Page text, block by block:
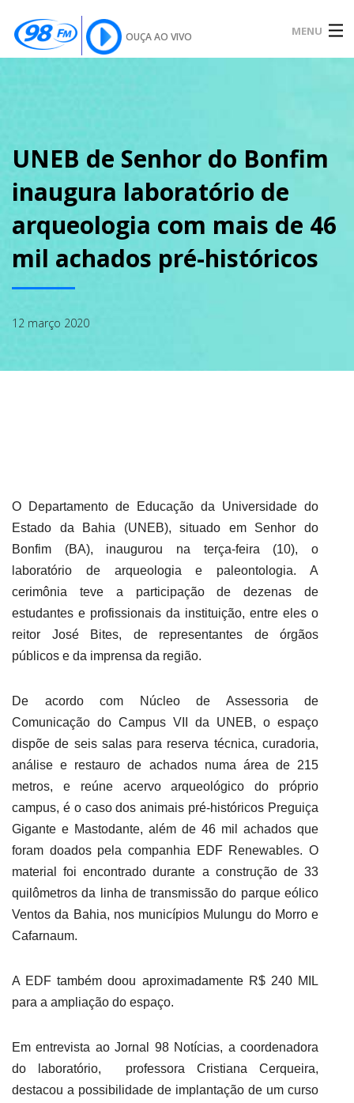
OUÇA AO VIVO MENU
SOBRE
NOTÍCIAS
PODCAST
GALERIA
UNEB de Senhor do Bonfim
inaugura laboratório de
arqueologia com mais de 46
mil achados pré-históricos
12 março 2020
O Departamento de Educação da Universidade do
Estado da Bahia (UNEB), situado em Senhor do
Bonfim (BA), inaugurou na terça-feira (10), o
laboratório de arqueologia e paleontologia. A
cerimônia teve a participação de dezenas de
estudantes e profissionais da instituição, entre eles o
reitor José Bites, de representantes de órgãos
públicos e da imprensa da região.
De acordo com Núcleo de Assessoria de
Comunicação do Campus VII da UNEB, o espaço
dispõe de seis salas para reserva técnica, curadoria,
análise e restauro de achados numa área de 215
metros, e reúne acervo arqueológico do próprio
campus, é o caso dos animais pré-históricos Preguiça
Gigante e Mastodante, além de 46 mil achados que
foram doados pela companhia EDF Renewables. O
material foi encontrado durante a construção de 33
quilômetros da linha de transmissão do parque eólico
Ventos da Bahia, nos municípios Mulungu do Morro e
Cafarnaum.
A EDF também doou aproximadamente R$ 240 MIL
para a ampliação do espaço.
Em entrevista ao Jornal 98 Notícias, a coordenadora
do laboratório, professora Cristiana Cerqueira,
destacou a possibilidade de implantação de um curso